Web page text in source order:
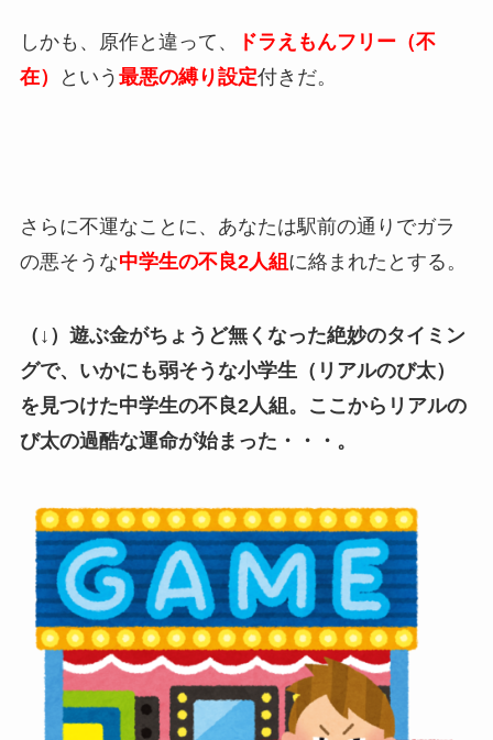
しかも、原作と違って、
ドラえもんフリー（不
在）
という 最悪の縛り設定付きだ。
さらに不運なことに、あなたは駅前の通りでガラ
の悪そうな中学生の不良2人組 に絡まれたとする。
（↓）遊ぶ金がちょうど無くなった絶妙のタイミン
グで、いかにも弱そうな小学生（リアルのび太）
を見つけた中学生の不良2人組。ここからリアルの
び太の過酷な運命が始まった・・・。